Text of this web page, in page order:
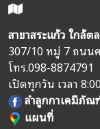
สาขาสระแก้ว ใกล้ต
307/10 หมู่ 7 ถนน
โทร.098-8874791
เปิดทุกวัน เวลา
ลำลูกกาเคมีภัณ
แผนที่